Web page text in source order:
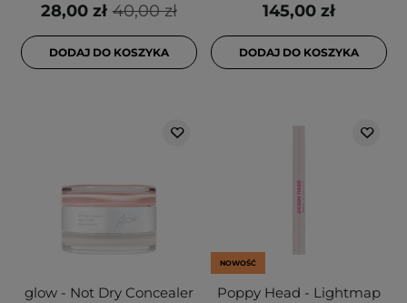
40,00 zł
28,00 zł
DODAJ DO KOSZYKA
145,00 zł
DODAJ DO KOSZYKA
glow - Not Dry Concealer
NOWOŚĆ
Poppy Head - Lightmap